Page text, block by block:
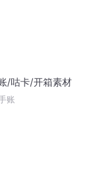
/咕卡/开箱素材
账